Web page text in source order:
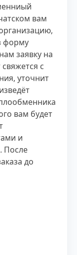
вам
форму
заявку на
с
уточнит
вам будет
и
После
до